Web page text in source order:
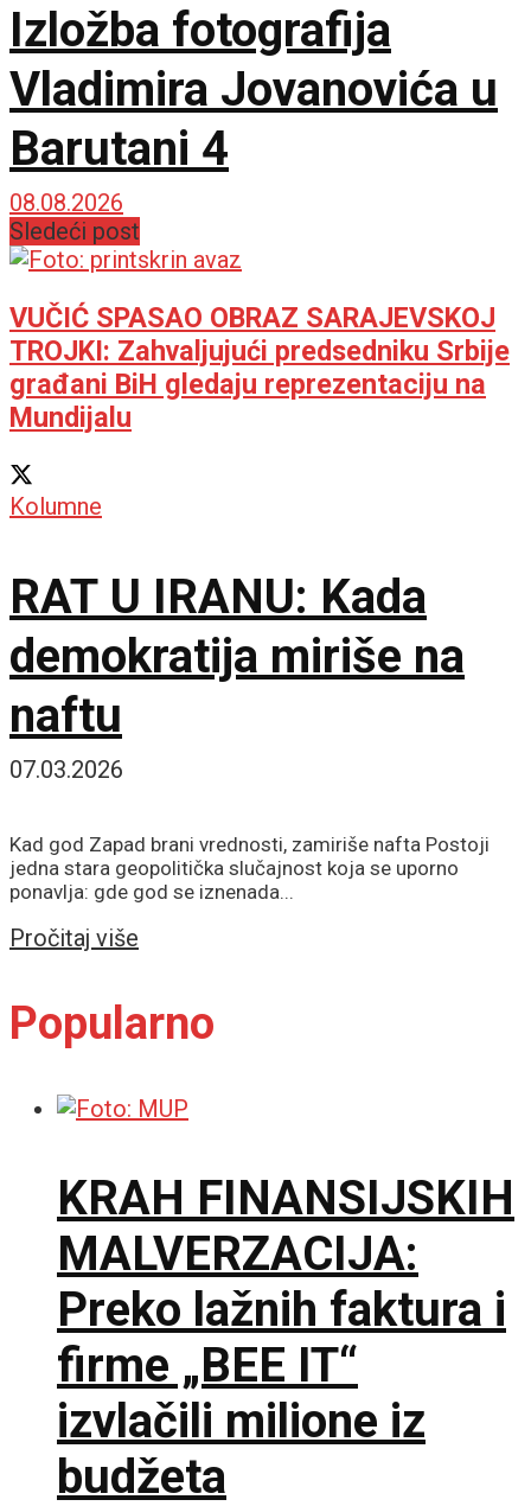
Izložba fotografija
Vladimira Jovanovića u
Barutani 4
08.08.2026
Sledeći post
VUČIĆ SPASAO OBRAZ SARAJEVSKOJ
TROJKI: Zahvaljujući predsedniku Srbije
građani BiH gledaju reprezentaciju na
Mundijalu
Kolumne
RAT U IRANU: Kada
demokratija miriše na
naftu
07.03.2026
Kad god Zapad brani vrednosti, zamiriše nafta Postoji
jedna stara geopolitička slučajnost koja se uporno
ponavlja: gde god se iznenada...
Pročitaj više
Popularno
KRAH FINANSIJSKIH
MALVERZACIJA:
Preko lažnih faktura i
firme „BEE IT“
izvlačili milione iz
budžeta